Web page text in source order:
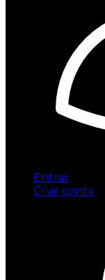
Entrar
Criar conta